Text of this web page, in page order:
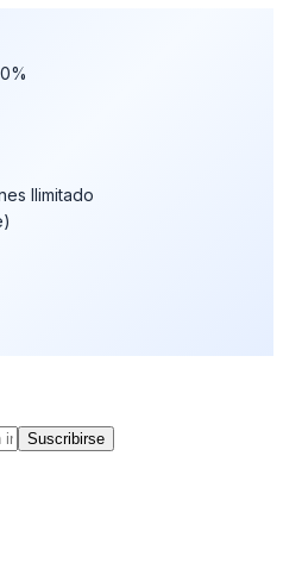
de compra
Ilimitado
Suscribirse